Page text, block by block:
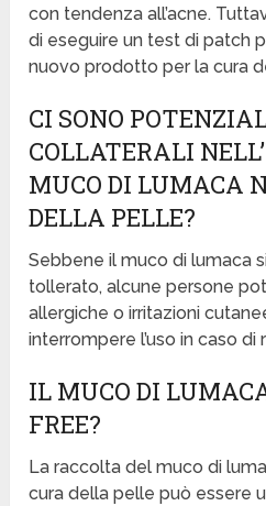
con tendenza all’acne.
di eseguire un test di patch
nuovo prodotto per la cura
CI SONO
COLLATERALI
MUCO DI LUMACA
DELLA PELLE?
Sebbene il muco di lumaca
tollerato, alcune persone
allergiche o irritazioni
interrompere l’uso in caso di
IL MUCO DI
FREE?
La raccolta del muco di
cura della pelle può essere